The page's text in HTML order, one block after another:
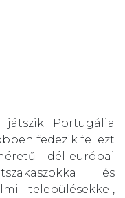
Portugália
fedezik fel ezt
dél-európai
és
településekkel,